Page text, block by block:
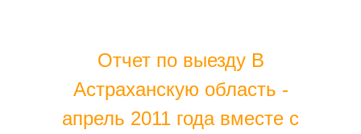
Отчет по выезду В
Астраханскую область -
апрель 2011 года вместе с